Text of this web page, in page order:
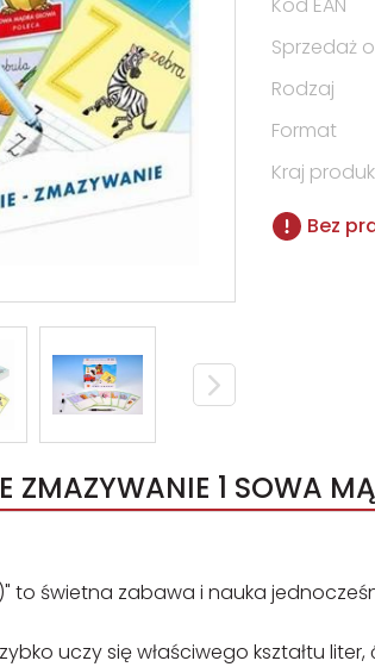
Sprzedaż
Rodzaj
Format
Kraj
Bez
ZMAZYWANIE 1 SOWA
to świetna zabawa i nauka
uczy się właściwego kształtu